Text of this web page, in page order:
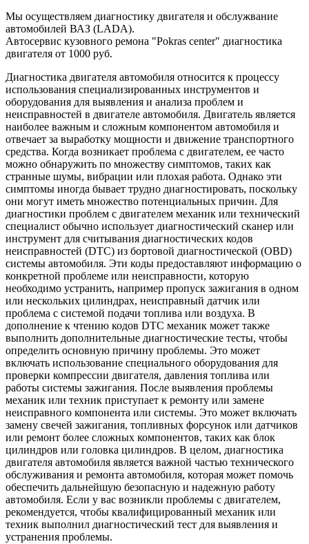
Мы осуществляем диагностику двигателя и обслужвание
автомобилей ВАЗ (LADA).
Автосервис кузовного ремона "Pokras center" диагностика
двигателя от 1000 руб.
Диагностика двигателя автомобиля относится к процессу
использования специализированных инструментов и
оборудования для выявления и анализа проблем и
неисправностей в двигателе автомобиля. Двигатель является
наиболее важным и сложным компонентом автомобиля и
отвечает за выработку мощности и движение транспортного
средства. Когда возникает проблема с двигателем, ее часто
можно обнаружить по множеству симптомов, таких как
странные шумы, вибрации или плохая работа. Однако эти
симптомы иногда бывает трудно диагностировать, поскольку
они могут иметь множество потенциальных причин. Для
диагностики проблем с двигателем механик или технический
специалист обычно использует диагностический сканер или
инструмент для считывания диагностических кодов
неисправностей (DTC) из бортовой диагностической (OBD)
системы автомобиля. Эти коды предоставляют информацию о
конкретной проблеме или неисправности, которую
необходимо устранить, например пропуск зажигания в одном
или нескольких цилиндрах, неисправный датчик или
проблема с системой подачи топлива или воздуха. В
дополнение к чтению кодов DTC механик может также
выполнить дополнительные диагностические тесты, чтобы
определить основную причину проблемы. Это может
включать использование специального оборудования для
проверки компрессии двигателя, давления топлива или
работы системы зажигания. После выявления проблемы
механик или техник приступает к ремонту или замене
неисправного компонента или системы. Это может включать
замену свечей зажигания, топливных форсунок или датчиков
или ремонт более сложных компонентов, таких как блок
цилиндров или головка цилиндров. В целом, диагностика
двигателя автомобиля является важной частью технического
обслуживания и ремонта автомобиля, которая может помочь
обеспечить дальнейшую безопасную и надежную работу
автомобиля. Если у вас возникли проблемы с двигателем,
рекомендуется, чтобы квалифицированный механик или
техник выполнил диагностический тест для выявления и
устранения проблемы.